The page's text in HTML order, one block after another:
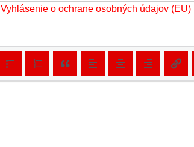
Vyhlásenie o ochrane osobných údajov (EU)